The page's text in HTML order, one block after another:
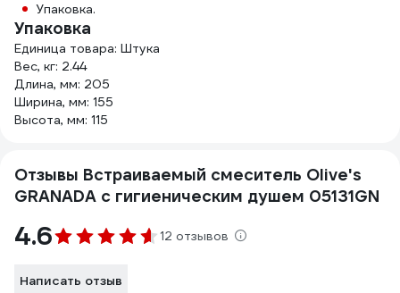
Упаковка.
Упаковка
Единица товара: Штука
Вес, кг: 2.44
Длина, мм: 205
Ширина, мм: 155
Высота, мм: 115
Отзывы Встраиваемый смеситель Olive's
GRANADA с гигиеническим душем 05131GN
4.6 12 отзывов
Написать отзыв